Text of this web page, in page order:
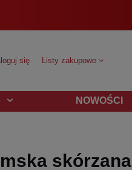
się Listy zakupowe
NOWOŚCI
skórzana